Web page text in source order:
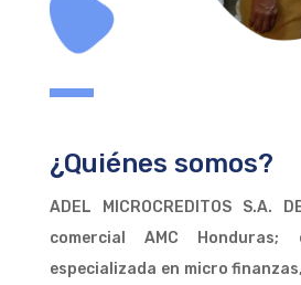
¿Quiénes somos?
ADEL MICROCREDITOS S.A.
comercial AMC
especializada en micro